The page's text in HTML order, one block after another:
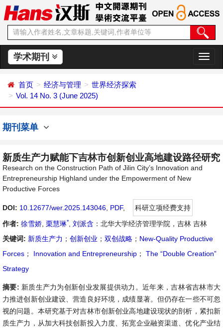
学术期刊
切
换
首页 经济与管理
世界经济探索
Vol. 14 No. 3 (June 2025)
期刊菜单
新质生产力赋能下吉林市创新创业高地建设路径研究
Research on the Construction Path of Jilin City’s Innovation and
Entrepreneurship Highland under the Empowerment of New
Productive Forces
DOI: 10.12677/wer.2025.143046 PDF,
科研立项经费支持
作者: 徐雪娇 栗慧琳* 刘派含 ：北华大学经济管理学院，吉林 吉林
关键词: 新质生产力 ； 创新创业 ； 双创战略 ； New-Quality Productive
Forces ； Innovation and Entrepreneurship ；
The “Double Creation”
Strategy
摘要: 新质生产力为创新创业发展提供动力。近年来，吉林省吉林市大
力推进创新创业建设、营造良好环境，成绩显著。但仍存在一些不可忽
视的问题。本研究基于对吉林市创新创业高地建设现状的剖析，紧扣新
质生产力，从加大科技创新投入力度、拓宽企业融资渠道、优化产业结